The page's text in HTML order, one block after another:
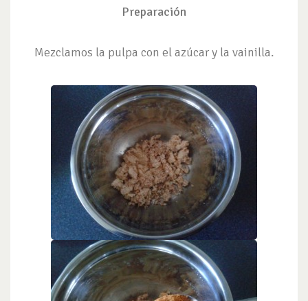
Preparación
Mezclamos la pulpa con el azúcar y la vainilla.